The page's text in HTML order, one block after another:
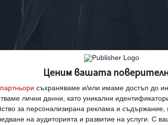
Ценим вашата
партньори съхраняваме и/или имаме достъп до
лични данни, като уникални
за персонализирана реклама и
на аудиторията и развитие на услуги. С
18-годишен син Куинлин.
г. и са щастливо женени повече от 24